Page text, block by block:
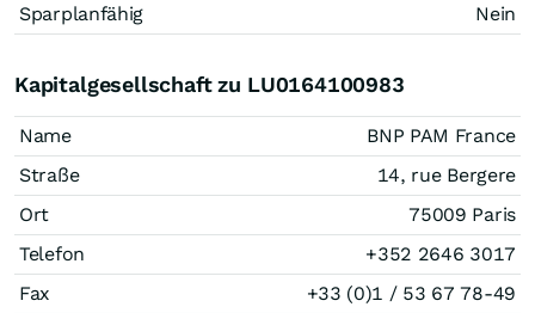
Sparplanfähig
Nein
Kapitalgesellschaft zu LU0164100983
Name
BNP PAM France
Straße
14, rue Bergere
Ort
75009 Paris
Telefon
+352 2646 3017
Fax
+33 (0)1 / 53 67 78-49